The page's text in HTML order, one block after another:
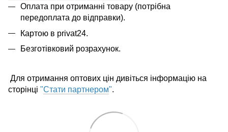
Оплата при отриманні товару (потрібна
передоплата до відправки).
Картою в privat24.
Безготівковий розрахунок.
Для отримання оптових цін дивіться інформацію на
сторінці "Стати партнером".